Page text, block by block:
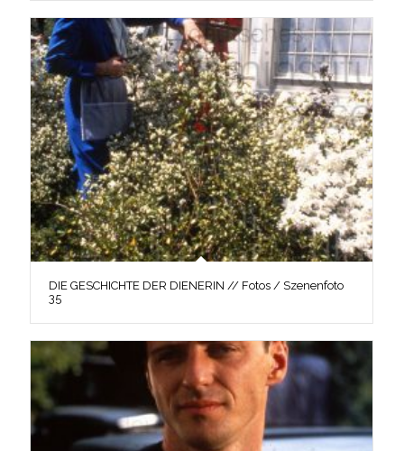
DIE GESCHICHTE DER DIENERIN // Fotos / Szenenfoto
35